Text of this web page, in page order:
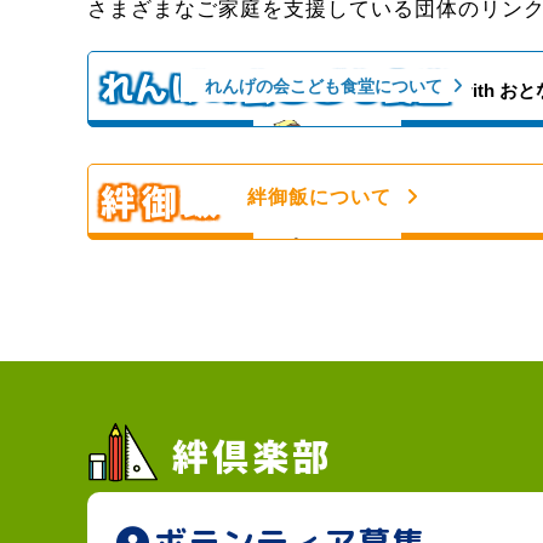
さまざまなご家庭を支援している団体のリン
れんげの会こども食堂 with おと
んのひととき。人と人の心の絆を深める子ども
れんげの会こども食堂について
絆御飯 フードパントリー！
ひとり親家庭、障がい者のいるご家庭を愛情い
絆御飯について
絆倶楽部